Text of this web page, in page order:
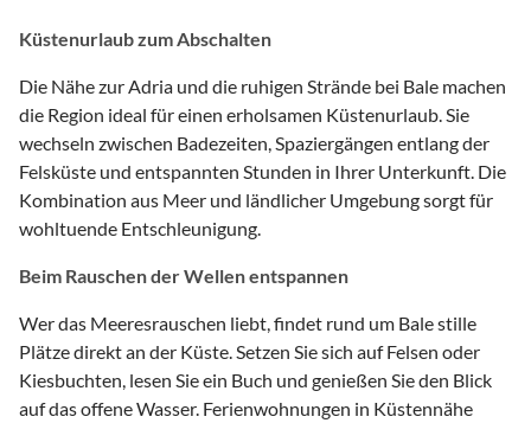
Küstenurlaub zum Abschalten
Die Nähe zur Adria und die ruhigen Strände bei Bale machen
die Region ideal für einen erholsamen Küstenurlaub. Sie
wechseln zwischen Badezeiten, Spaziergängen entlang der
Felsküste und entspannten Stunden in Ihrer Unterkunft. Die
Kombination aus Meer und ländlicher Umgebung sorgt für
wohltuende Entschleunigung.
Beim Rauschen der Wellen entspannen
Wer das Meeresrauschen liebt, findet rund um Bale stille
Plätze direkt an der Küste. Setzen Sie sich auf Felsen oder
Kiesbuchten, lesen Sie ein Buch und genießen Sie den Blick
auf das offene Wasser. Ferienwohnungen in Küstennähe